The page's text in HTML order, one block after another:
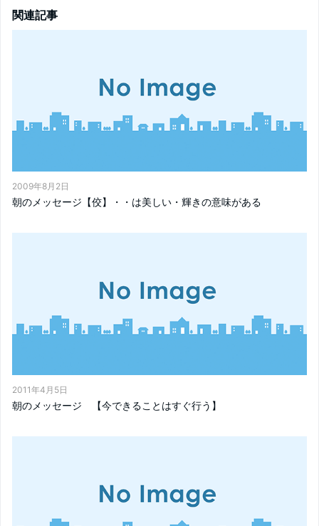
関連記事
2009年8月2日
朝のメッセージ【佼】・・は美しい・輝きの意味がある
2011年4月5日
朝のメッセージ 【今できることはすぐ行う】